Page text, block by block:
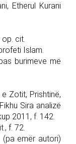
Etherul Kurani
cit.
Islam.
burimeve më
Zotit, Prishtinë,
Sira analizë
2011, f. 142.
f. 72.
(pa emër autori)